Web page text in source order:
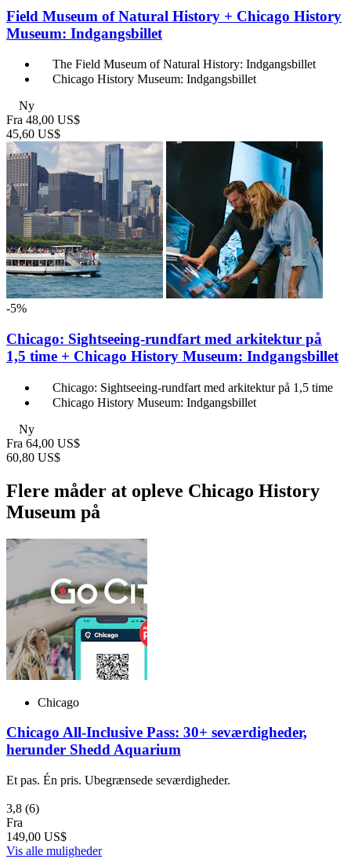
Field Museum of Natural History + Chicago History
Museum: Indgangsbillet
The Field Museum of Natural History: Indgangsbillet
Chicago History Museum: Indgangsbillet
Ny
Fra 48,00 US$
45,60 US$
-5%
Chicago: Sightseeing-rundfart med arkitektur på
1,5 time + Chicago History Museum: Indgangsbillet
Chicago: Sightseeing-rundfart med arkitektur på 1,5 time
Chicago History Museum: Indgangsbillet
Ny
Fra 64,00 US$
60,80 US$
Flere måder at opleve Chicago History
Museum på
Chicago
Chicago All-Inclusive Pass: 30+ seværdigheder,
herunder Shedd Aquarium
Et pas. Én pris. Ubegrænsede seværdigheder.
3,8 (6)
Fra
149,00 US$
Vis alle muligheder